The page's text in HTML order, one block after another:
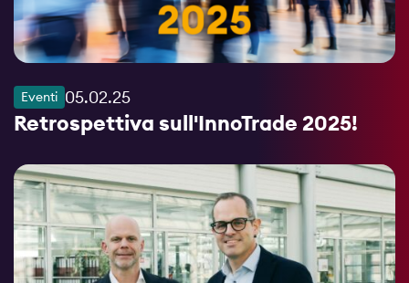
Eventi 05.02.25
Retrospettiva sull'InnoTrade 2025!